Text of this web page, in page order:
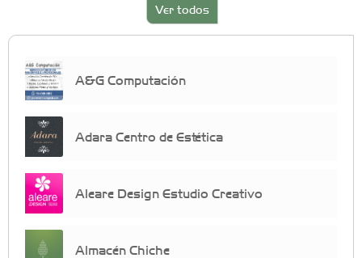
Ver todos
A&G Computación
Adara Centro de Estética
Aleare Design Estudio Creativo
Almacén Chiche